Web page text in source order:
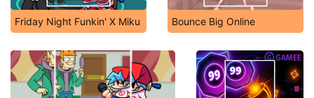
Friday Night Funkin' X Miku Bounce Big Online